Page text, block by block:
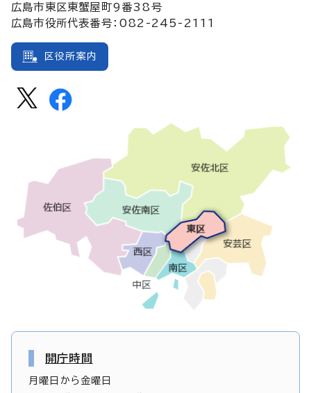
広島市東区東蟹屋町9番38号
広島市役所代表番号：082-245-2111
区役所案内
開庁時間
月曜日から金曜日